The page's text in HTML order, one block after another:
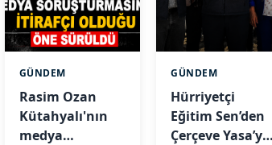
GÜNDEM
Rasim Ozan
Kütahyalı'nın
medya
GÜNDEM
Hürriyetçi
Eğitim Sen’den
Çerçeve Yasa’ya